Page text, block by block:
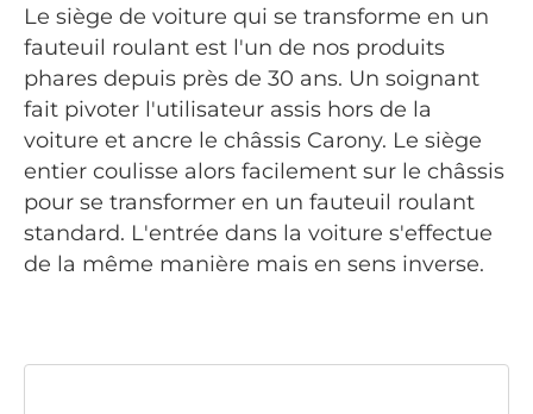
Le siège de voiture qui se transforme en un
fauteuil roulant est l'un de nos produits
phares depuis près de 30 ans. Un soignant
fait pivoter l'utilisateur assis hors de la
voiture et ancre le châssis Carony. Le siège
entier coulisse alors facilement sur le châssis
pour se transformer en un fauteuil roulant
standard. L'entrée dans la voiture s'effectue
de la même manière mais en sens inverse.